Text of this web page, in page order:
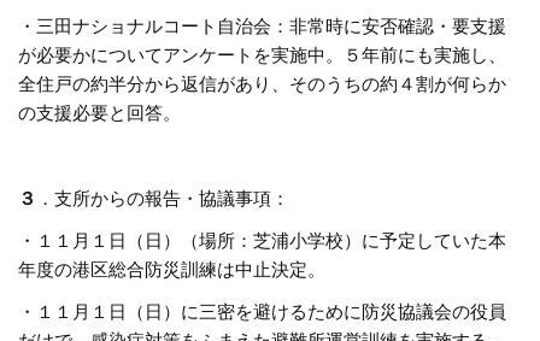
・三田ナショナルコート自治会：非常時に安否確認・要支援
が必要かについてアンケートを実施中。５年前にも実施し、
全住戸の約半分から返信があり、そのうちの約４割が何らか
の支援必要と回答。
３ ．支所からの報告・協議事項：
・１１月１日（日）（場所：芝浦小学校）に予定していた本
年度の港区総合防災訓練は中止決定。
・１１月１日（日）に三密を避けるために防災協議会の役員